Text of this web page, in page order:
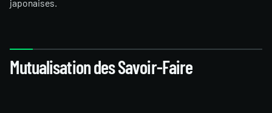
japonaises.
Mutualisation des Savoir-Faire